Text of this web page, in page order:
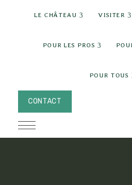
LE CHÂTEAU expand child
VISITER
POUR LES PROS expand
POUR TOUS
CONTACT